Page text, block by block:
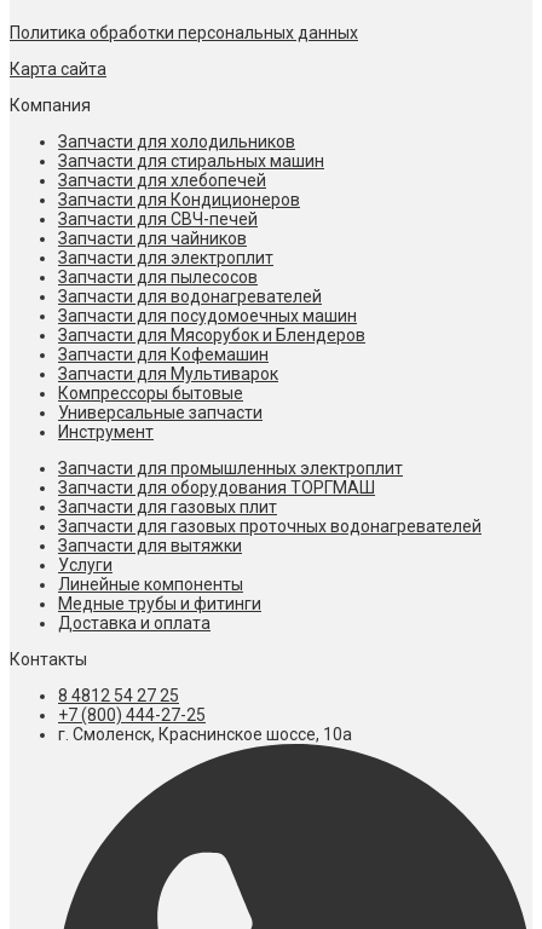
Политика обработки персональных данных
Карта сайта
Компания
Запчасти для холодильников
Запчасти для стиральных машин
Запчасти для хлебопечей
Запчасти для Кондиционеров
Запчасти для СВЧ-печей
Запчасти для чайников
Запчасти для электроплит
Запчасти для пылесосов
Запчасти для водонагревателей
Запчасти для посудомоечных машин
Запчасти для Мясорубок и Блендеров
Запчасти для Кофемашин
Запчасти для Мультиварок
Компрессоры бытовые
Универсальные запчасти
Инструмент
Запчасти для промышленных электроплит
Запчасти для оборудования ТОРГМАШ
Запчасти для газовых плит
Запчасти для газовых проточных водонагревателей
Запчасти для вытяжки
Услуги
Линейные компоненты
Медные трубы и фитинги
Доставка и оплата
Контакты
8 4812 54 27 25
+7 (800) 444-27-25
г. Смоленск, Краснинское шоссе, 10а